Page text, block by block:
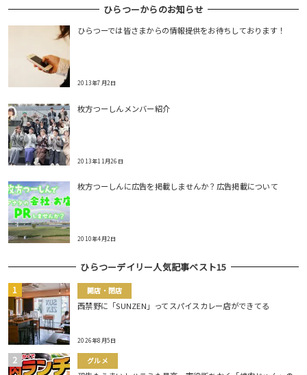
ひらつーからのお知らせ
ひらつーでは皆さまからの情報提供をお待ちしております！
2013年7月2日
枚方つーしんメンバー紹介
2013年11月26日
枚方つーしんに広告を掲載しませんか？広告掲載について
2010年4月2日
ひらつーデイリー人気記事ベスト15
開店・閉店
西禁野に「SUNZEN」ってスパイスカレー店ができてる
2026年8月5日
グルメ